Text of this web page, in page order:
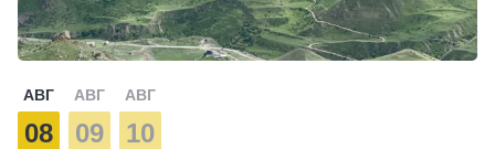
АВГ
08
АВГ
09
АВГ
10